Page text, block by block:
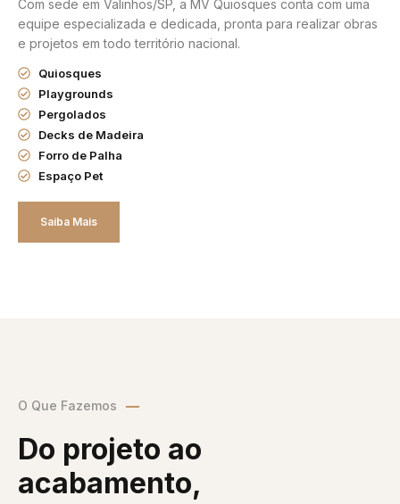
Com sede em Valinhos/SP, a MV Quiosques conta com uma
equipe especializada e dedicada, pronta para realizar obras
e projetos em todo território nacional.
Quiosques
Playgrounds
Pergolados
Decks de Madeira
Forro de Palha
Espaço Pet
Saiba Mais
O Que Fazemos
Do projeto ao
acabamento,